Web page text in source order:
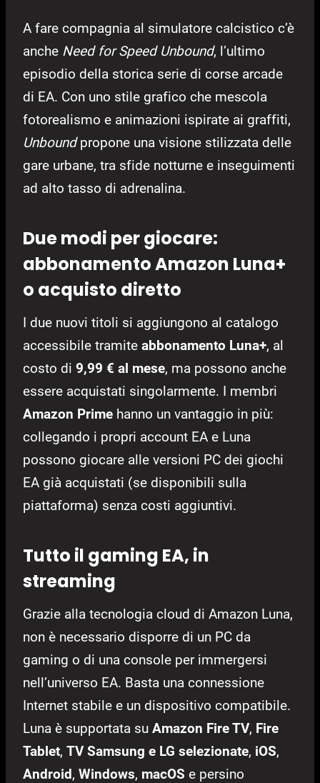
A fare compagnia al simulatore calcistico c’è
anche Need for Speed Unbound, l’ultimo
episodio della storica serie di corse arcade
di EA. Con uno stile grafico che mescola
fotorealismo e animazioni ispirate ai graffiti,
Unboundpropone una visione stilizzata delle
gare urbane, tra sfide notturne e inseguimenti
ad alto tasso di adrenalina.
Due modi per giocare:
abbonamento Amazon Luna+
o acquisto diretto
I due nuovi titoli si aggiungono al catalogo
accessibile tramite abbonamento Luna+, al
costo di 9,99 € al mese, ma possono anche
essere acquistati singolarmente. I membri
Amazon Prime hanno un vantaggio in più:
collegando i propri account EA e Luna
possono giocare alle versioni PC dei giochi
EA già acquistati (se disponibili sulla
piattaforma) senza costi aggiuntivi.
Tutto il gaming EA, in
streaming
Grazie alla tecnologia cloud di Amazon Luna,
non è necessario disporre di un PC da
gaming o di una console per immergersi
nell’universo EA. Basta una connessione
Internet stabile e un dispositivo compatibile.
Luna è supportata su Amazon Fire TV, Fire
Tablet, TV Samsung e LG selezionate, iOS,
Android, Windows, macOS e persino